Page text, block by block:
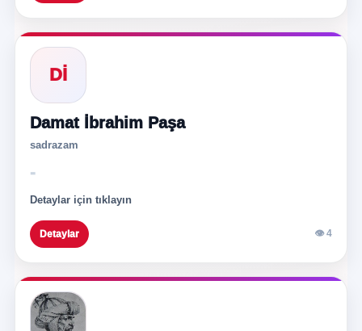
Dİ
Damat İbrahim Paşa
sadrazam
-
Detaylar için tıklayın
Detaylar 👁 4